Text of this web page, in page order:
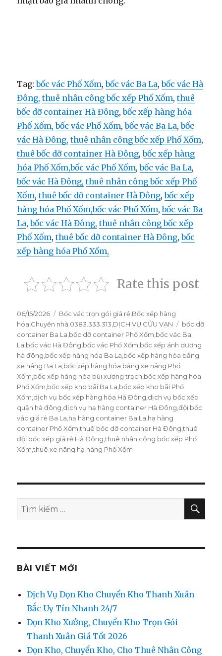
Tag:bốc vác Phố Xốm,bốc vác Ba La,bốc vác Hà
Đông, thuê nhân công bốc xếp Phố Xốm,thuê
bốc dỡ container Hà Đông,bốc xếp hàng hóa
Phố Xốm, bốc vác Phố Xốm,bốc vác Ba La,bốc
vác Hà Đông, thuê nhân công bốc xếp Phố Xốm,
thuê bốc dỡ container Hà Đông,bốc xếp hàng
hóa Phố Xốm,bốc vác Phố Xốm,bốc vác Ba La,
bốc vác Hà Đông, thuê nhân công bốc xếp Phố
Xốm,thuê bốc dỡ container Hà Đông,bốc xếp
hàng hóa Phố Xốm,bốc vác Phố Xốm,bốc vác Ba
La,bốc vác Hà Đông, thuê nhân công bốc xếp
Phố Xốm,thuê bốc dỡ container Hà Đông,bốc
xếp hàng hóa Phố Xốm,
Rate this post
Đăng
vào
ngày
06/15/2026
Danh
mục
Bốc vác trọn gói giá rẻ Bốc xếp hàng
hóa Chuyển nhà 0383.333.313 DỊCH VỤ CỬU VẠN Thẻ
bốc dỡ
container Ba La bốc dỡ container Phố Xốm bốc vác Ba
La bốc vác Hà Đông bốc vác Phố Xốm bốc xếp ánh dương
hà đông bốc xếp hàng hóa Ba La bốc xếp hàng hóa bằng
xe nâng Ba La bốc xếp hàng hóa bằng xe nâng Phố
Xốm bốc xếp hàng hóa bùi xương trạch bốc xếp hàng hóa
Phố Xốm bốc xếp kho bãi Ba La bốc xếp kho bãi Phố
Xốm dịch vụ bốc xếp hàng hóa Hà Đông dịch vụ bốc xếp
quận hà đông dịch vụ hạ hàng container Hà Đông ,đội bốc
vác giá rẻ Ba La hạ hàng container Ba La hạ hàng
container Phố Xốm ,thuê bốc dỡ container Hà Đông ,thuê
đội bốc xếp giá rẻ Hà Đông ,thuê nhân công bốc xếp Phố
Xốm ,thuê xe nâng hạ hàng Phố Xốm
Tìm
kiếm:
TÌM
BÀI VIẾT MỚI
Dịch Vụ Dọn Kho Chuyển Kho Thanh Xuân
Bắc Uy Tín Nhanh 24/7
Dọn Kho Xưởng, Chuyển Kho Trọn Gói
Thanh Xuân Giá Tốt 2026
Dọn Kho, Chuyển Kho, Cho Thuê Nhân Công